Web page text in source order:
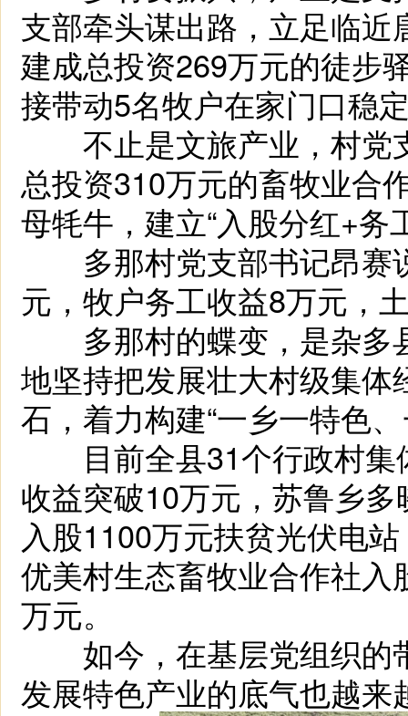
支部牵头谋出路，立足临
建成总投资269万元的徒步
接带动5名牧户在家门口稳
不止是文旅产业，村党
总投资310万元的畜牧业合
母牦牛，建立“入股分红+
多那村党支部书记昂赛
元，牧户务工收益8万元，
多那村的蝶变，是杂多
地坚持把发展壮大村级集
石，着力构建“一乡一特色
目前全县31个行政村集
收益突破10万元，苏鲁乡
入股1100万元扶贫光伏电
优美村生态畜牧业合作社
万元。
如今，在基层党组织的
发展特色产业的底气也越来